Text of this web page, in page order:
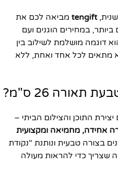
tengift מביאה לכם את
ביותר, במחירים הוגנים ועם
דוגמה מושלמת לשילוב בין
מתאים לכל אחד ואחת, ללא
תאורה 26 ס"מ?
התוכן והצילום הביתי –
אחידה, מחמיאה ומקצועית
בצורה טבעית ונותנת "נקודת
שצריך כדי להראות מעולה